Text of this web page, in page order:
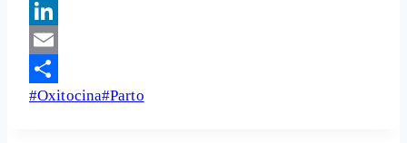
Facebook
LinkedIn
Email
Share
Etiquetas
#Oxitocina#Parto